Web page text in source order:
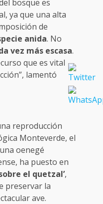
bosque es
ya que una alta
de
anida. No
vez más escasa.
que es vital
lamentó
reproducción
Monteverde, el
oenegé
ha puesto en
el quetzal’,
preservar la
ave.